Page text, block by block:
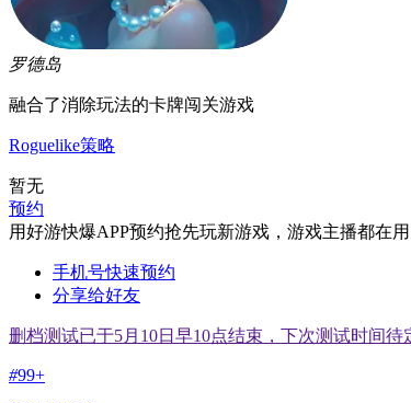
罗德岛
融合了消除玩法的卡牌闯关游戏
Roguelike策略
暂无
预约
用好游快爆APP预约抢先玩新游戏，游戏主播都在用
手机号快速预约
分享给好友
删档测试已于5月10日早10点结束，下次测试时间待
#99+